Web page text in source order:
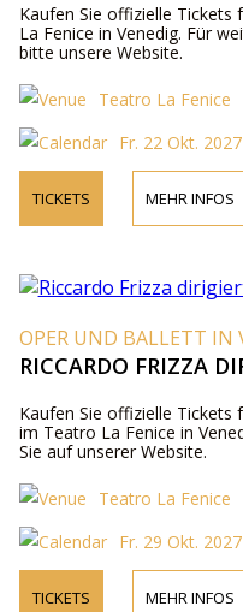
Kaufen Sie offizielle Tickets
La Fenice in Venedig. Für
bitte unsere Website.
Teatro La Fenice
Fr. 22 Okt.
TICKETS MEHR INFOS
OPER UND BALLETT IN
RICCARDO FRIZZA
Kaufen Sie offizielle Tickets
im Teatro La Fenice in
Sie auf unserer Website.
Teatro La Fenice
Fr. 29 Okt.
TICKETS MEHR INFOS